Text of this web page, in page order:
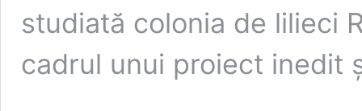
studiată colonia de lilieci
cadrul unui proiect